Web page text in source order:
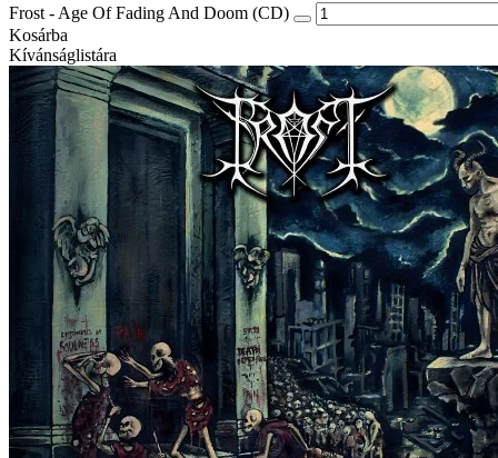
Frost - Age Of Fading And Doom (CD)
Kosárba
Kívánságlistára